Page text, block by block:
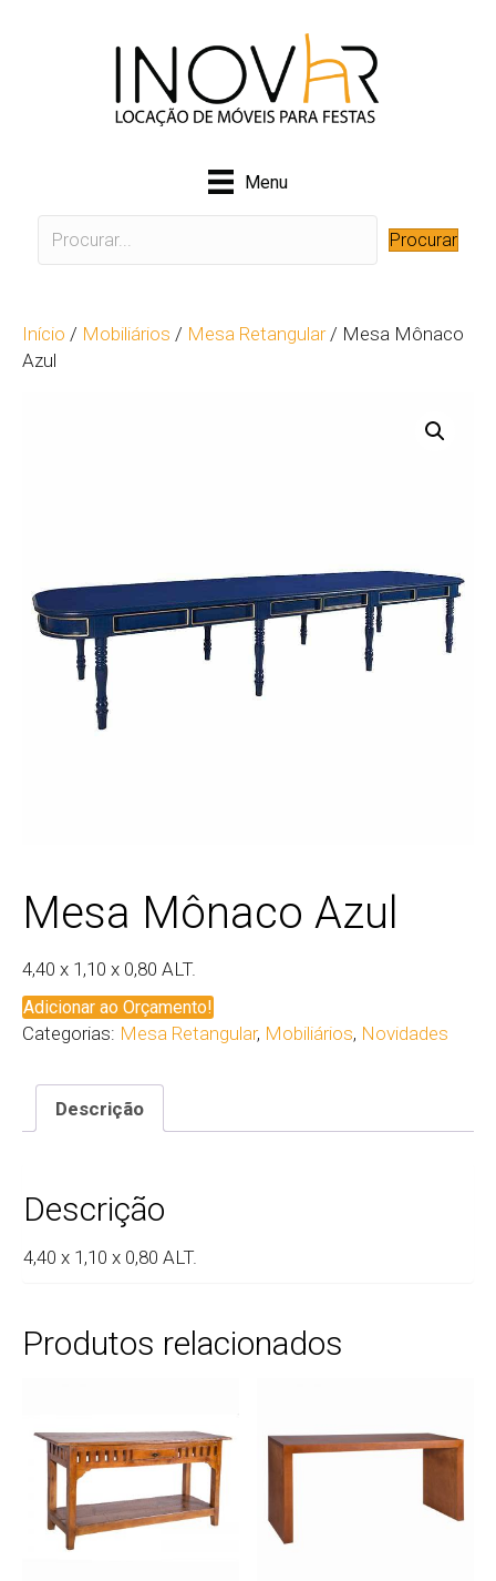
Menu
Procurar
Início / Mobiliários / Mesa Retangular/ Mesa Mônaco
Azul
Mesa Mônaco Azul
4,40 x 1,10 x 0,80 ALT.
Adicionar ao Orçamento!
Categorias: Mesa Retangular, Mobiliários, Novidades
Descrição
Descrição
4,40 x 1,10 x 0,80 ALT.
Produtos relacionados